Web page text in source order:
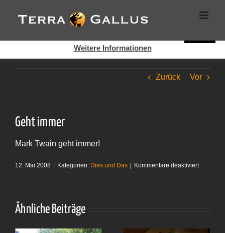
Inhalt
springen
Zurück Vor
Geht immer
Mark Twain geht immer!
12. Mai 2008 | Kategorien: Dies und Das | Kommentare deaktiviertfür
Ähnliche Beiträge
Cookies helfen auf auf dieser Seite bei der Bereitstellung der
Dienste. Durch die Nutzung dieser Webseite erklären Sie sich
Weitere Informationen